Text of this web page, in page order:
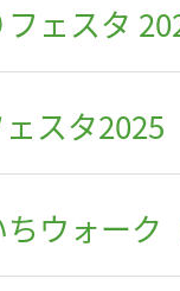
ェスタ
スタ
ウォーク